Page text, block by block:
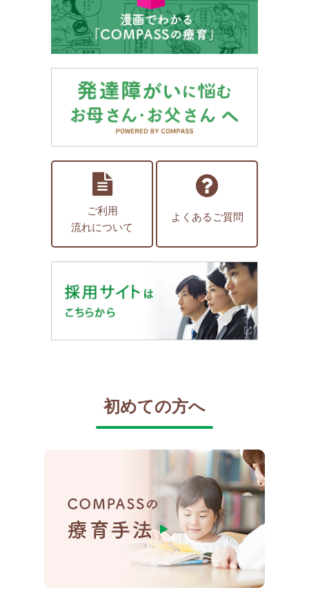
ご利用
流れについて
よくあるご質問
初めての方へ